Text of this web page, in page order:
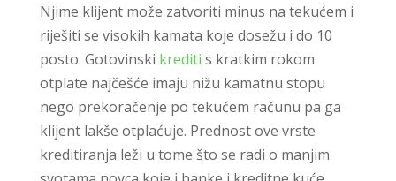
Njime klijent može zatvoriti minus na tekućem i
riješiti se visokih kamata koje dosežu i do 10
posto. Gotovinski krediti s kratkim rokom
otplate najčešće imaju nižu kamatnu stopu
nego prekoračenje po tekućem računu pa ga
klijent lakše otplaćuje. Prednost ove vrste
kreditiranja leži u tome što se radi o manjim